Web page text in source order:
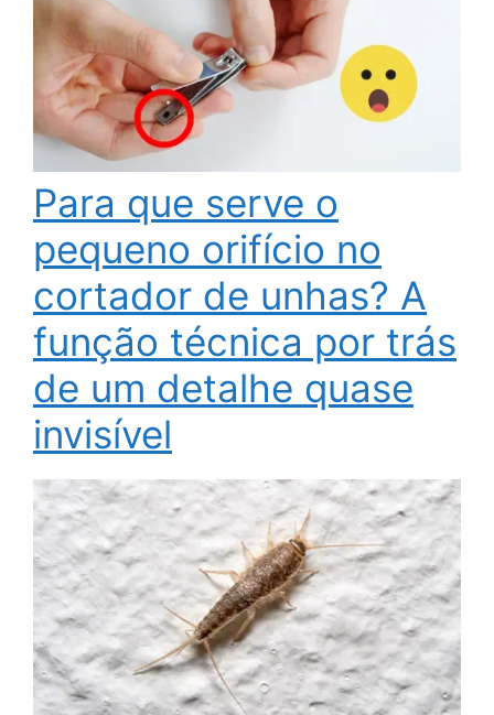
Para que serve o
pequeno orifício no
cortador de unhas? A
função técnica por trás
de um detalhe quase
invisível